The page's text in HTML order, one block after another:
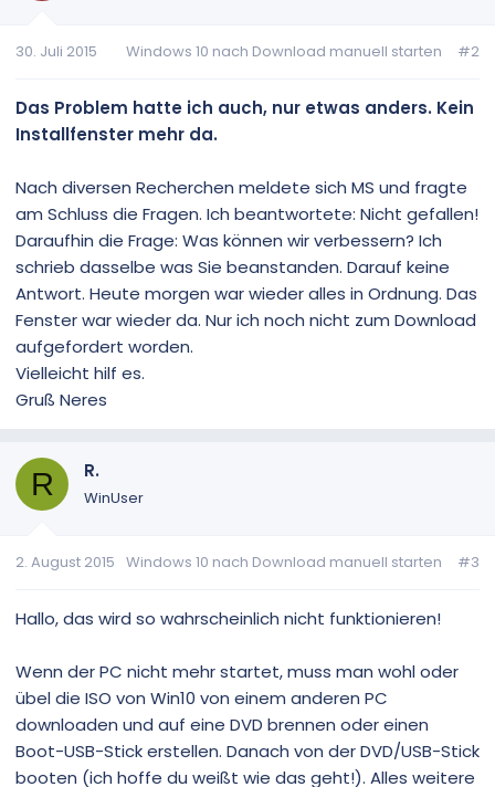
30. Juli 2015 Windows 10 nach Download manuell starten #2
Das Problem hatte ich auch, nur etwas anders. Kein
Installfenster mehr da.
Nach diversen Recherchen meldete sich MS und fragte
am Schluss die Fragen. Ich beantwortete: Nicht gefallen!
Daraufhin die Frage: Was können wir verbessern? Ich
schrieb dasselbe was Sie beanstanden. Darauf keine
Antwort. Heute morgen war wieder alles in Ordnung. Das
Fenster war wieder da. Nur ich noch nicht zum Download
aufgefordert worden.
Vielleicht hilf es.
Gruß Neres
R R.
WinUser
2. August 2015 Windows 10 nach Download manuell starten #3
Hallo, das wird so wahrscheinlich nicht funktionieren!
Wenn der PC nicht mehr startet, muss man wohl oder
übel die ISO von Win10 von einem anderen PC
downloaden und auf eine DVD brennen oder einen
Boot-USB-Stick erstellen. Danach von der DVD/USB-Stick
booten (ich hoffe du weißt wie das geht!). Alles weitere